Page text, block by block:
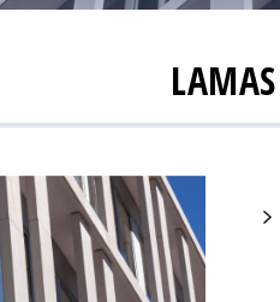
LAMAS